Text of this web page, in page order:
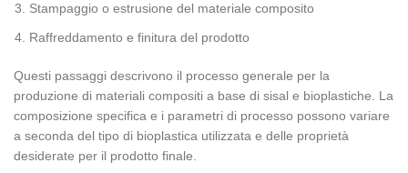
Stampaggio o estrusione del materiale composito
Raffreddamento e finitura del prodotto
Questi passaggi descrivono il processo generale per la
produzione di materiali compositi a base di sisal e bioplastiche. La
composizione specifica e i parametri di processo possono variare
a seconda del tipo di bioplastica utilizzata e delle proprietà
desiderate per il prodotto finale.